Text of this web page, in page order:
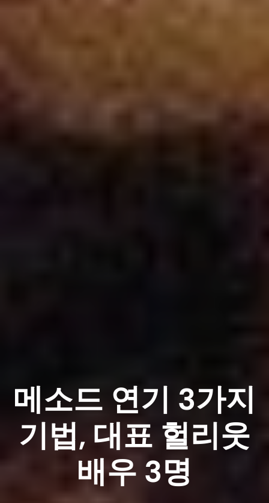
메소드 연기 3가지
기법, 대표 헐리웃
배우 3명